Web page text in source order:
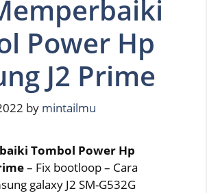
Power Hp
J2 Prime
by mintailmu
Tombol Power Hp
– Fix bootloop – Cara
galaxy J2 SM-G532G